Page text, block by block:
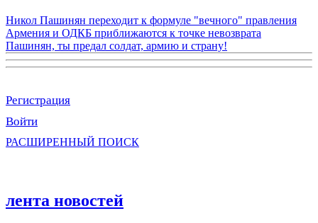
Никол Пашинян переходит к формуле "вечного" правления
Армения и ОДКБ приближаются к точке невозврата
Пашинян, ты предал солдат, армию и страну!
Регистрация
Войти
РАСШИРЕННЫЙ ПОИСК
лента новостей